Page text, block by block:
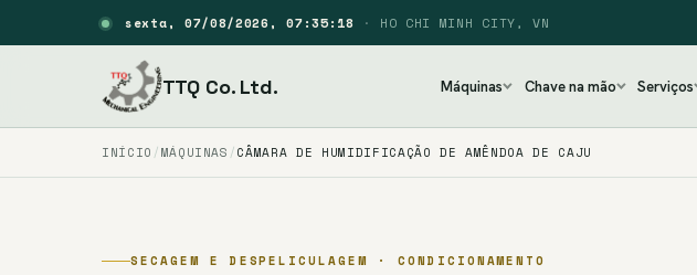
sexta, 07/08/2026, 07:35:18 · HO CHI MINH CITY, VN
TTQ Co. Ltd. Máquinas Chave na mão Serviços
INÍCIO MÁQUINAS CÂMARA DE HUMIDIFICAÇÃO DE AMÊNDOA DE CAJU
SECAGEM E DESPELICULAGEM · CONDICIONAMENTO